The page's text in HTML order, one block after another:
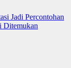
Jadi Percontohan
Ditemukan